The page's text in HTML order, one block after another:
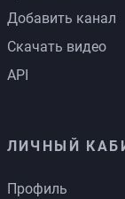
Добавить канал
Скачать видео
API
ЛИЧНЫЙ
Профиль